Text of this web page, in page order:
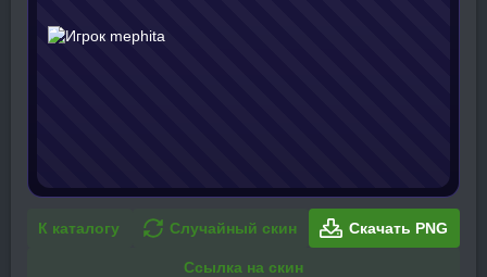
К каталогу Случайный скин Скачать PNG
Ссылка на скин